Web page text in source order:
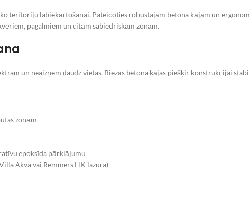
teritoriju labiekārtošanai. Pateicoties robustajām betona kājām un
pagalmiem un citām sabiedriskām zonām.
un neaizņem daudz vietas. Biezās betona kājas piešķir konstrukcijai
zonām
epoksīda pārklājumu
Akva vai Remmers HK lazūra)